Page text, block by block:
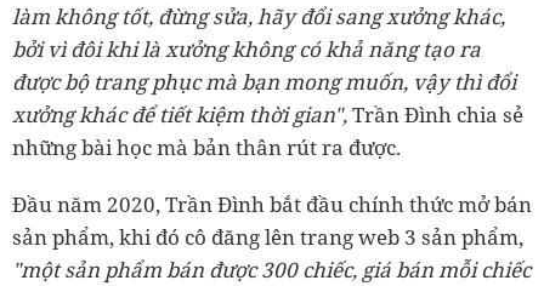
làm không tốt, đừng sửa, hãy đổi sang xưởng khác,
bởi vì đôi khi là xưởng không có khả năng tạo ra
được bộ trang phục mà bạn mong muốn, vậy thì đổi
xưởng khác để tiết kiệm thời gian",Trần Đình chia sẻ
những bài học mà bản thân rút ra được.
Đầu năm 2020, Trần Đình bắt đầu chính thức mở bán
sản phẩm, khi đó cô đăng lên trang web 3 sản phẩm,
"một sản phẩm bán được 300 chiếc, giá bán mỗi chiếc